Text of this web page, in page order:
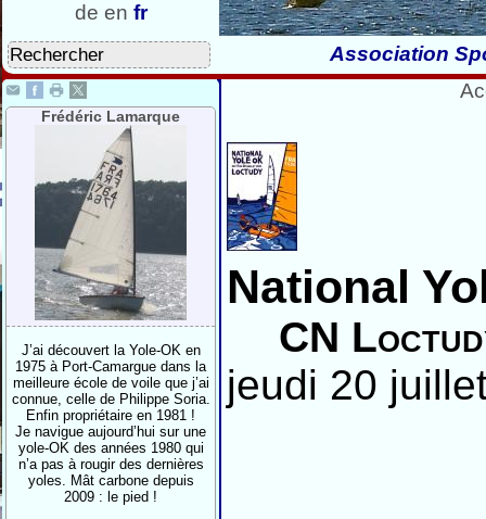
de en fr
Association
Frédéric Lamarque
J’ai découvert la Yole-OK en
1975 à Port-Camargue dans la
meilleure école de voile que j’ai
connue, celle de Philippe Soria.
Enfin propriétaire en 1981 !
Je navigue aujourd’hui sur une
yole-OK des années 1980 qui
n’a pas à rougir des dernières
yoles. Mât carbone depuis
2009 : le pied !
National
CN
jeudi 20